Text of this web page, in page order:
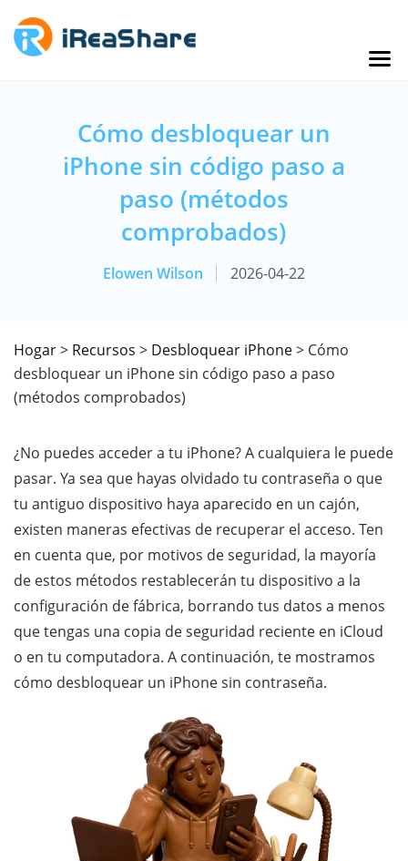
Cómo desbloquear un
iPhone sin código paso a
paso (métodos
comprobados)
Elowen Wilson 2026-04-22
Hogar> Recursos > Desbloquear iPhone> Cómo
desbloquear un iPhone sin código paso a paso
(métodos comprobados)
¿No puedes acceder a tu iPhone? A cualquiera le puede
pasar. Ya sea que hayas olvidado tu contraseña o que
tu antiguo dispositivo haya aparecido en un cajón,
existen maneras efectivas de recuperar el acceso. Ten
en cuenta que, por motivos de seguridad, la mayoría
de estos métodos restablecerán tu dispositivo a la
configuración de fábrica, borrando tus datos a menos
que tengas una copia de seguridad reciente en iCloud
o en tu computadora. A continuación, te mostramos
cómo desbloquear un iPhone sin contraseña.